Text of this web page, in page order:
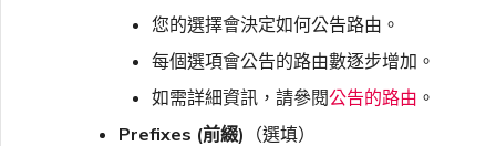
您的選擇會決定如何公告路由。
每個選項會公告的路由數逐步增加。
如需詳細資訊，請參閱公告的路由 。
Prefixes (前綴) （選填）